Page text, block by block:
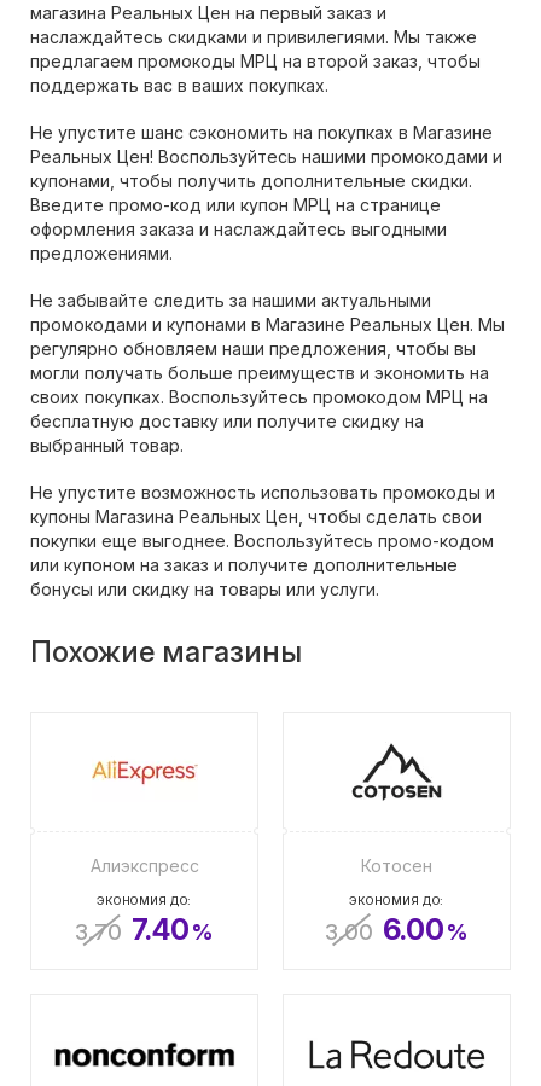
магазина Реальных Цен на первый заказ и
наслаждайтесь скидками и привилегиями. Мы также
предлагаем промокоды МРЦ на второй заказ, чтобы
поддержать вас в ваших покупках.
Не упустите шанс сэкономить на покупках в Магазине
Реальных Цен! Воспользуйтесь нашими промокодами и
купонами, чтобы получить дополнительные скидки.
Введите промо-код или купон МРЦ на странице
оформления заказа и наслаждайтесь выгодными
предложениями.
Не забывайте следить за нашими актуальными
промокодами и купонами в Магазине Реальных Цен. Мы
регулярно обновляем наши предложения, чтобы вы
могли получать больше преимуществ и экономить на
своих покупках. Воспользуйтесь промокодом МРЦ на
бесплатную доставку или получите скидку на
выбранный товар.
Не упустите возможность использовать промокоды и
купоны Магазина Реальных Цен, чтобы сделать свои
покупки еще выгоднее. Воспользуйтесь промо-кодом
или купоном на заказ и получите дополнительные
бонусы или скидку на товары или услуги.
Похожие магазины
Алиэкспресс
ЭКОНОМИЯ ДО:
3.70 7.40%
Котосен
ЭКОНОМИЯ ДО:
3.00 6.00%